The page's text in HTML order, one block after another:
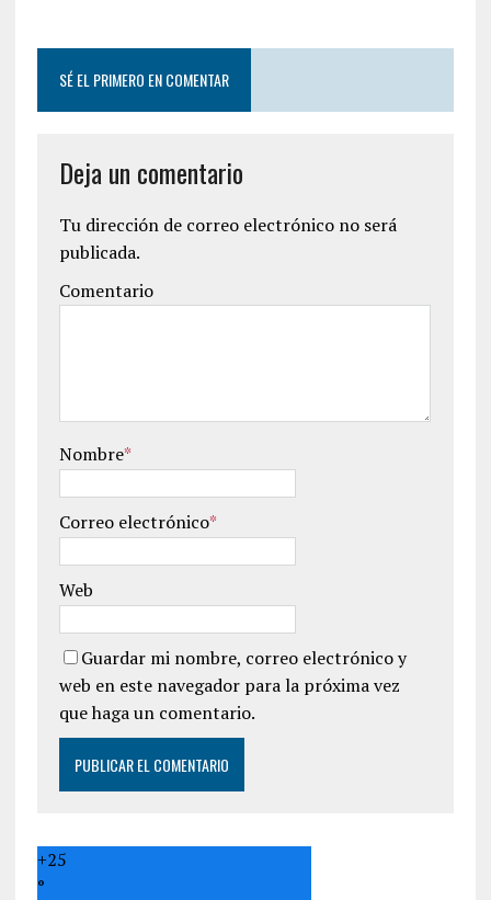
SÉ EL PRIMERO EN COMENTAR
Deja un comentario
Tu dirección de correo electrónico no será
publicada.
Comentario
Nombre*
Correo electrónico*
Web
Guardar mi nombre, correo electrónico y
web en este navegador para la próxima vez
que haga un comentario.
+25
°